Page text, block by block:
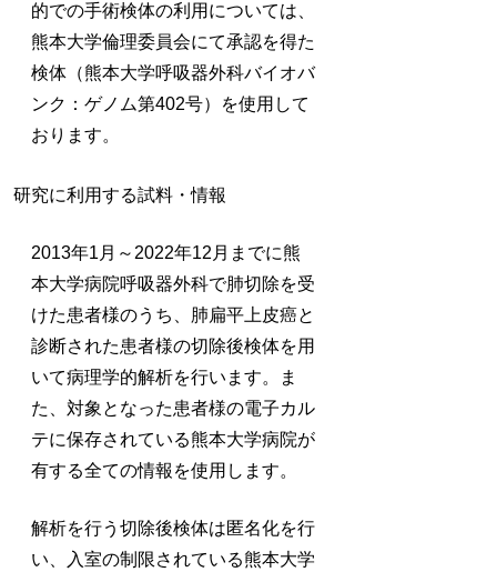
的での手術検体の利用については、
熊本大学倫理委員会にて承認を得た
検体（熊本大学呼吸器外科バイオバ
ンク：ゲノム第402号）を使用して
おります。
研究に利用する試料・情報
2013年1月～2022年12月までに熊
本大学病院呼吸器外科で肺切除を受
けた患者様のうち、肺扁平上皮癌と
診断された患者様の切除後検体を用
いて病理学的解析を行います。ま
た、対象となった患者様の電子カル
テに保存されている熊本大学病院が
有する全ての情報を使用します。
解析を行う切除後検体は匿名化を行
い、入室の制限されている熊本大学